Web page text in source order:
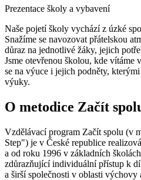
Prezentace školy a vybavení
Naše pojetí školy vychází z úzké
Snažíme se navozovat přátelskou
důraz na jednotlivé žáky, jejich
Jsme otevřenou školou, kde vítáme
se na výuce i jejich podněty,
výuky.
O metodice Začít
Vzdělávací program Začít spolu (v
Step") je v České republice
a od roku 1996 v základních
zdůrazňující individuální přístup k
a širší společnosti v oblasti výchovy